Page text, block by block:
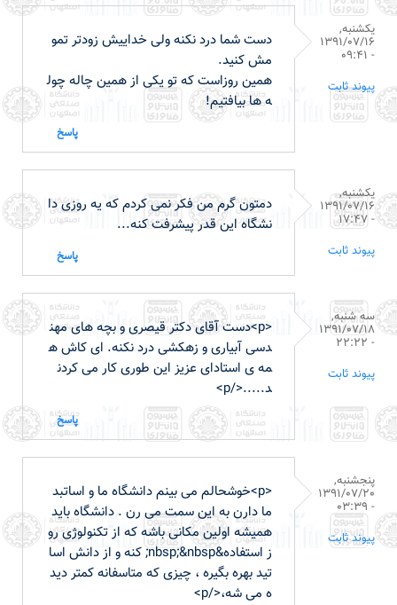
یکشنبه,
1391/07/16
- 09:41
پیوند ثابت
دست شما درد نکنه ولی خداییش زودتر تمو
مش کنید.
همین روزاست که تو یکی از همین چاله چول
ه ها بیافتیم!
پاسخ
یکشنبه,
1391/07/16
- 17:47
پیوند ثابت
دمتون گرم من فکر نمی کردم که یه روزی دا
نشگاه این قدر پیشرفت کنه...
پاسخ
سه شنبه,
1391/07/18
- 22:22
پیوند ثابت
<p>دست آقای دکتر قیصری و بچه های مهن
دسی آبیاری و زهکشی درد نکنه. ای کاش ه
مه ی استادای عزیز این طوری کار می کردن
د.....</p>
پاسخ
پنجشنبه,
1391/07/20
- 03:39
پیوند ثابت
<p>خوشحالم می بینم دانشگاه ما و اساتبد
ما دارن به این سمت می رن . دانشگاه باید
همیشه اولین مکانی باشه که از تکنولوژی رو
ز استفاده&nbsp;&nbsp; کنه و از دانش اسا
تید بهره بگیره ، چیزی که متاسفانه کمتر دید
ه می شه،</p>